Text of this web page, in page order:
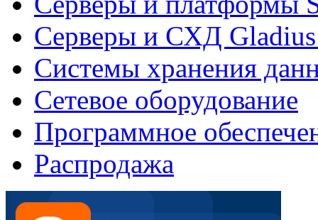
Серверы и СХД Gladius
Системы хранения
Сетевое оборудование
Программное
Распродажа